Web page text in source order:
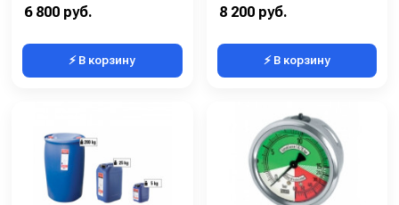
6 800 руб.
⚡ В корзину
8 200 руб.
⚡ В корзину